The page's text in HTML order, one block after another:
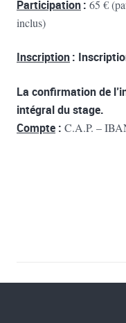
Participation: 65 €
inclus)
Inscription:
La confirmation de
intégral du stage.
Compte : C.A.P. –